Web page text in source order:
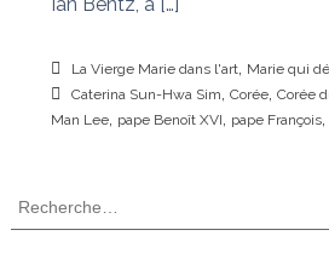
La Vierge Marie dans l'art, Marie qui
Caterina Sun-Hwa Sim Corée, Corée
Man Lee, pape Benoît XVI pape François,
R